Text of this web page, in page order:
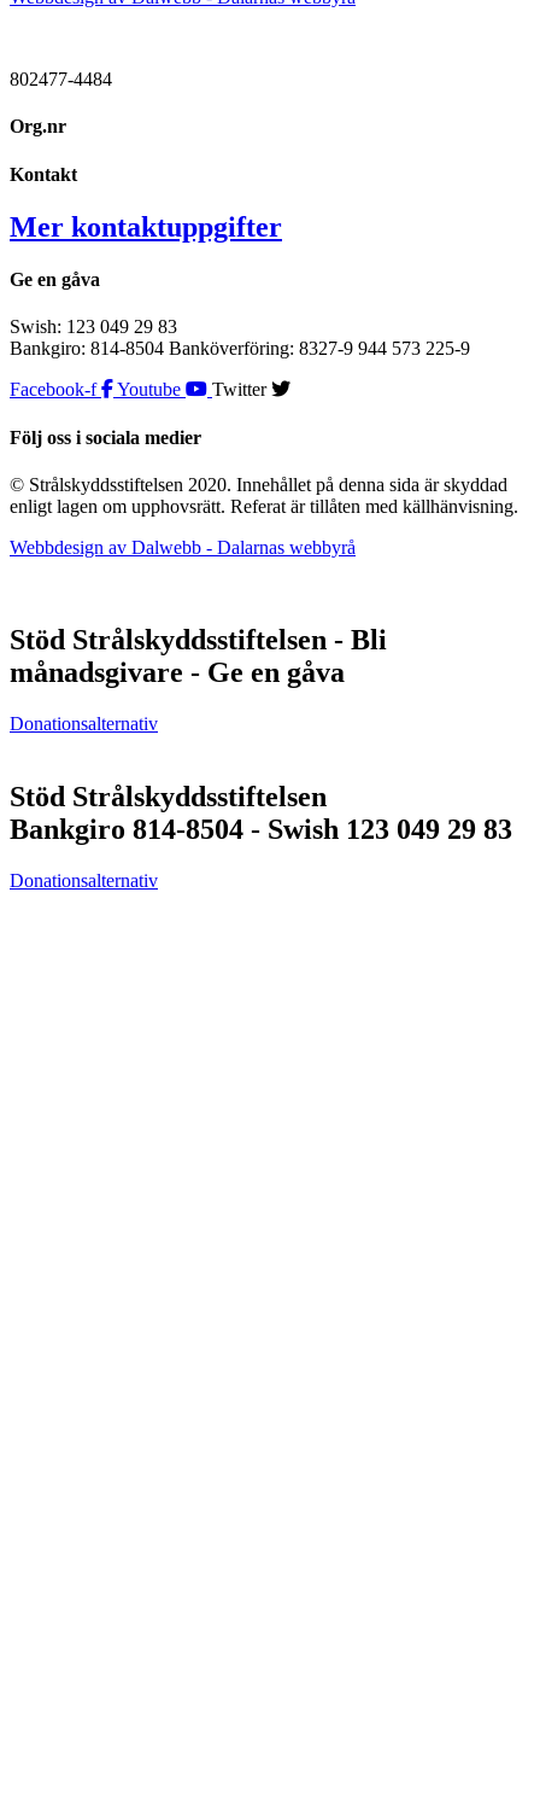
802477-4484
Org.nr
Kontakt
Mer kontaktuppgifter
Ge en gåva
Swish: 123 049 29 83
Bankgiro: 814-8504 Banköverföring: 8327-9 944 573 225-9
Facebook-f
Youtube Twitter
Följ oss i sociala medier
© Strålskyddsstiftelsen 2020. Innehållet på denna sida är skyddad
enligt lagen om upphovsrätt. Referat är tillåten med källhänvisning.
Webbdesign av Dalwebb - Dalarnas webbyrå
Stöd Strålskyddsstiftelsen - Bli
månadsgivare - Ge en gåva
Donationsalternativ
Stöd Strålskyddsstiftelsen
Bankgiro 814-8504 - Swish 123 049 29 83
Donationsalternativ